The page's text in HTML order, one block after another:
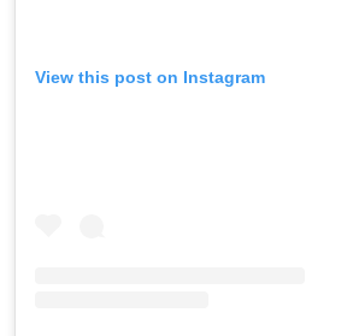
View this post on Instagram